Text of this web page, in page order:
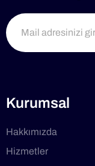
Kurumsal
Hakkımızda
Hizmetler